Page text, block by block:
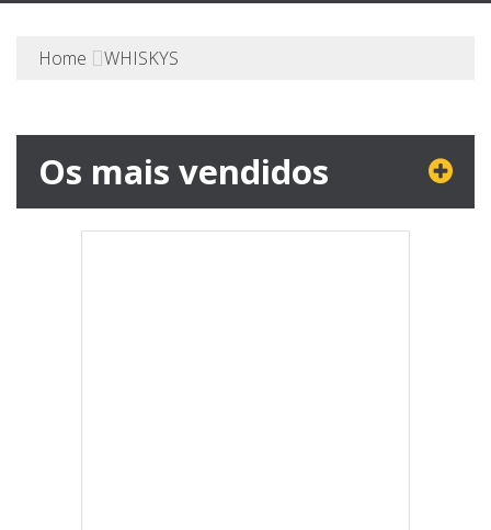
Home WHISKYS
Os mais vendidos